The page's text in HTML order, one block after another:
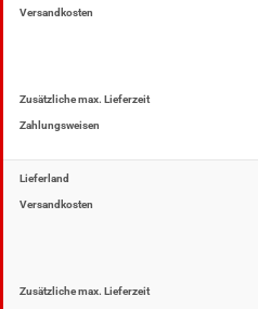
Versandkosten
Zusätzliche max. Lieferzeit
Zahlungsweisen
Lieferland
Versandkosten
Zusätzliche max. Lieferzeit